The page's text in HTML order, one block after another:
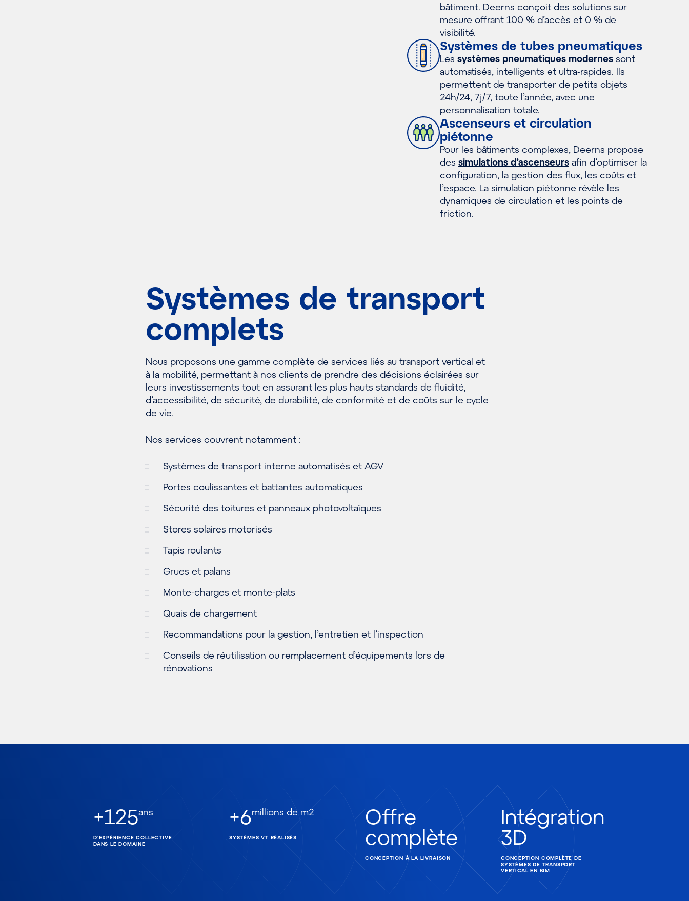
bâtiment. Deerns conçoit des solutions sur
mesure offrant 100 % d’accès et 0 % de
visibilité.
Systèmes de tubes pneumatiques
Les systèmes pneumatiques modernes sont
automatisés, intelligents et ultra-rapides. Ils
permettent de transporter de petits objets
24h/24, 7j/7, toute l’année, avec une
personnalisation totale.
Ascenseurs et circulation
piétonne
Pour les bâtiments complexes, Deerns propose
des simulations d’ascenseurs afin d’optimiser la
configuration, la gestion des flux, les coûts et
l’espace. La simulation piétonne révèle les
dynamiques de circulation et les points de
friction.
Systèmes de transport
complets
Nous proposons une gamme complète de services liés au transport vertical et
à la mobilité, permettant à nos clients de prendre des décisions éclairées sur
leurs investissements tout en assurant les plus hauts standards de fluidité,
d’accessibilité, de sécurité, de durabilité, de conformité et de coûts sur le cycle
de vie.
Nos services couvrent notamment :
Systèmes de transport interne automatisés et AGV
Portes coulissantes et battantes automatiques
Sécurité des toitures et panneaux photovoltaïques
Stores solaires motorisés
Tapis roulants
Grues et palans
Monte-charges et monte-plats
Quais de chargement
Recommandations pour la gestion, l’entretien et l’inspection
Conseils de réutilisation ou remplacement d’équipements lors de
rénovations
+125ans
D'EXPÉRIENCE COLLECTIVE
DANS LE DOMAINE
+6millions de m2
SYSTÈMES VT RÉALISÉS
Offre
complète
CONCEPTION À LA LIVRAISON
Intégration
3D
CONCEPTION COMPLÈTE DE
SYSTÈMES DE TRANSPORT
VERTICAL EN BIM